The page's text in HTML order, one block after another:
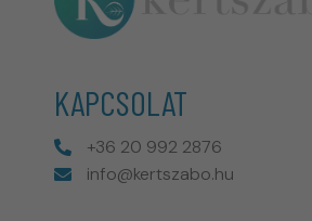
KAPCSOLAT
+36 20 992 2876
info@kertszabo.hu